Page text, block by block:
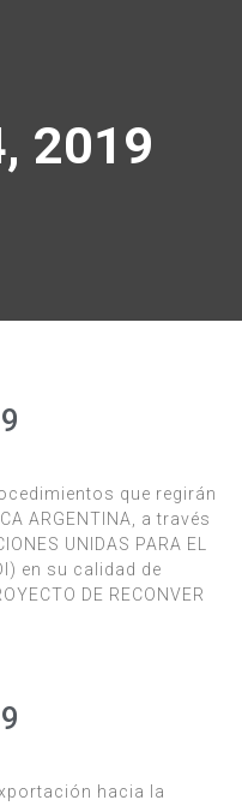
2019
que regirán
ARGENTINA, a través
UNIDAS PARA EL
en su calidad de
DE RECONVER
hacia la